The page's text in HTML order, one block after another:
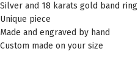
Silver and 18 karats gold band ring
Unique piece
Made and engraved by hand
Custom made on your size